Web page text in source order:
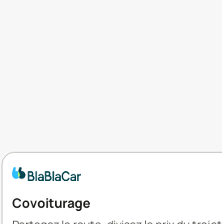
Covoiturage